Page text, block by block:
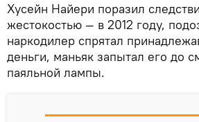
Хусейн Найери поразил
жестокостью — в 2012 году,
наркодилер спрятал
деньги, маньяк запытал его до
паяльной лампы.